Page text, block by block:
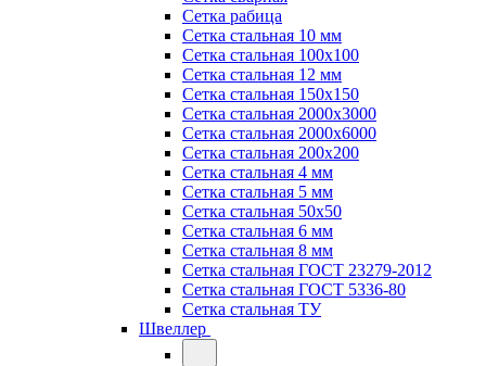
Сетка рабица
Сетка стальная 10 мм
Сетка стальная 100х100
Сетка стальная 12 мм
Сетка стальная 150х150
Сетка стальная 2000х3000
Сетка стальная 2000х6000
Сетка стальная 200х200
Сетка стальная 4 мм
Сетка стальная 5 мм
Сетка стальная 50х50
Сетка стальная 6 мм
Сетка стальная 8 мм
Сетка стальная ГОСТ 23279-2012
Сетка стальная ГОСТ 5336-80
Сетка стальная ТУ
Швеллер